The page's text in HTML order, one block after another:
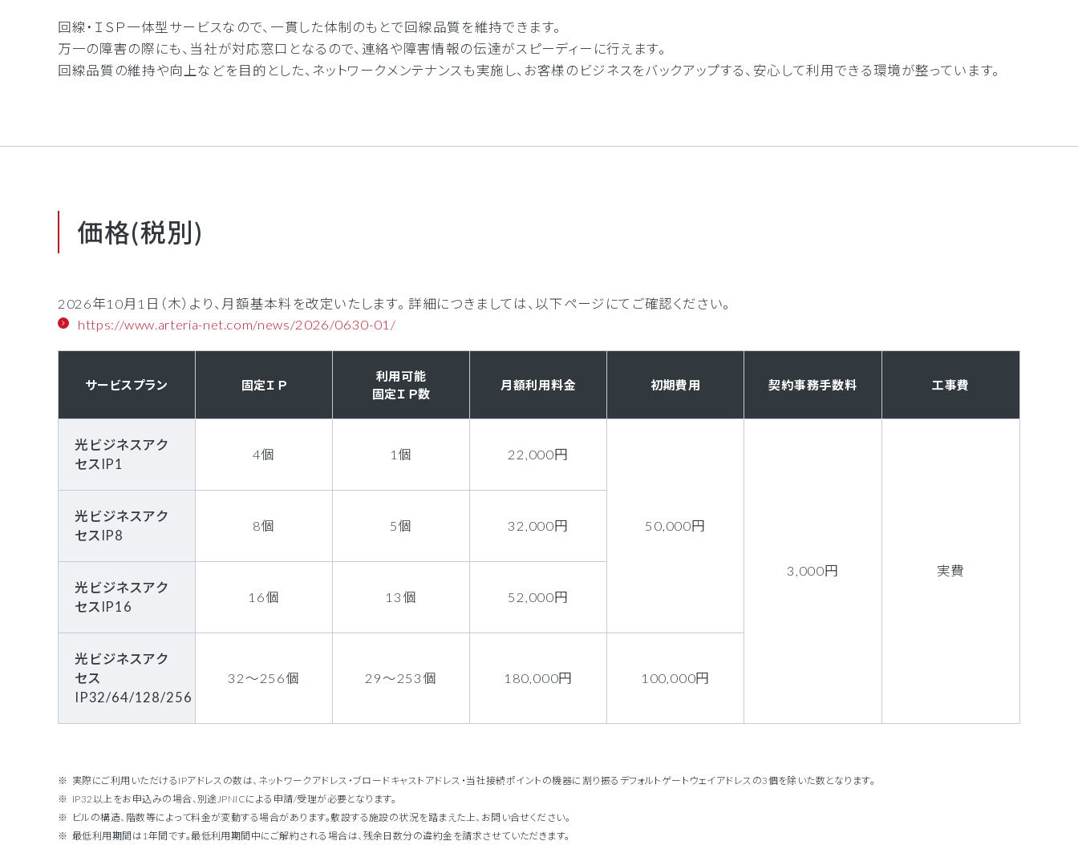
回線・ＩＳＰ一体型サービスなので、一貫した体制のもとで回線品質を維持できます。
万一の障害の際にも、当社が対応窓口となるので、連絡や障害情報の伝達がスピーディーに行えます。
回線品質の維持や向上などを目的とした、ネットワークメンテナンスも実施し、お客様のビジネスをバックアップする、安心して利用できる環境が整っています。
価格(税別)
2026年10月1日（木）より、月額基本料を改定いたします。 詳細につきましては、以下ページにてご確認ください。
https://www.arteria-net.com/news/2026/0630-01/
サービスプラン 固定ＩＰ
利用可能
固定ＩＰ数
月額利用料金 初期費用 契約事務手数料 工事費
光ビジネスアク
セスIP1
4個 1個 22,000円
50,000円
3,000円 実費
光ビジネスアク
セスIP8
8個 5個 32,000円
光ビジネスアク
セスIP16
16個 13個 52,000円
光ビジネスアク
セス
IP32/64/128/256
32～256個 29～253個 180,000円 100,000円
実際にご利用いただけるIPアドレスの数は、ネットワークアドレス・ブロードキャストアドレス・当社接続ポイントの機器に割り振るデフォルトゲートウェイアドレスの3個を除いた数となります。
IP32以上をお申込みの場合、別途JPNICによる申請/受理が必要となります。
ビルの構造、階数等によって料金が変動する場合があります。敷設する施設の状況を踏まえた上、お問い合せください。
最低利用期間は1年間です。最低利用期間中にご解約される場合は、残余日数分の違約金を請求させていただきます。